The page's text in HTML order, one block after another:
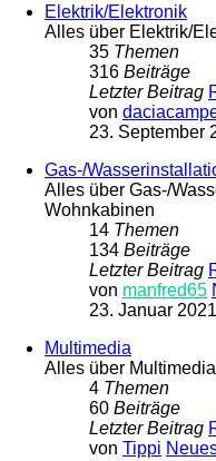
Elektrik/Elektronik
Alles über Elektrik/
35 Themen
316 Beiträge
Letzter Beitrag
von
23. September
Gas-/
Alles über Gas-/
Wohnkabinen
14 Themen
134 Beiträge
Letzter Beitrag
von manfred65
23. Januar
Multimedia
Alles über
4 Themen
60 Beiträge
Letzter Beitrag
von Tippi